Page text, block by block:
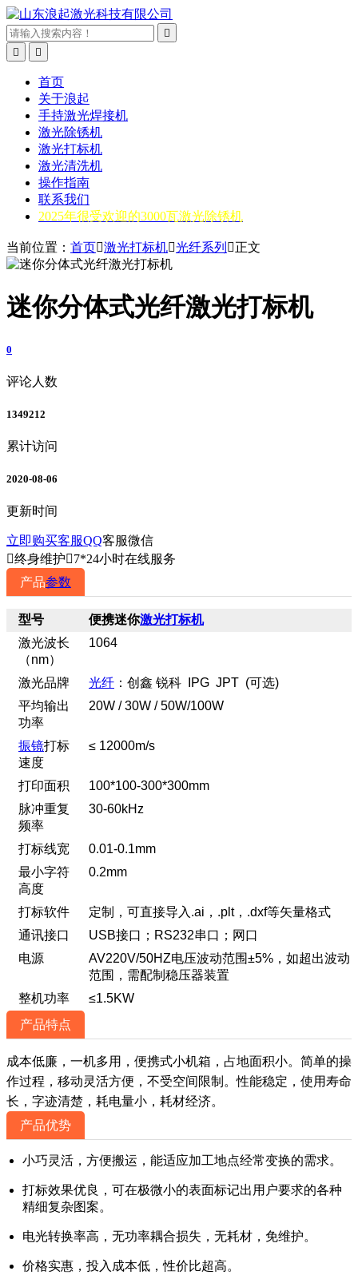



首页
关于浪起
手持激光焊接机
激光除锈机
激光打标机
激光清洗机
操作指南
联系我们
2025年很受欢迎的3000瓦激光除锈机
当前位置： 首页激光打标机光纤系列 正文
迷你分体式光纤激光打标机
0
评论人数
1349212
累计访问
2020-08-06
更新时间
立即购买客服QQ客服微信
终身维护7*24小时在线服务
产品参数
型号 便携迷你激光打标机
激光波长
（nm）
1064
激光品牌 光纤 ：创鑫 锐科 IPG JPT (可选)
平均输出
功率
20W / 30W / 50W/100W
振镜打标
速度
≤ 12000m/s
打印面积
100*100-300*300mm
脉冲重复
频率
30-60kHz
打标线宽
0.01-0.1mm
最小字符
高度
0.2mm
打标软件
定制，可直接导入.ai，.plt，.dxf等矢量格式
通讯接口
USB接口；RS232串口；网口
电源
AV220V/50HZ电压波动范围±5%，如超出波动
范围，需配制稳压器装置
整机功率
≤1.5KW
产品特点
成本低廉，一机多用，便携式小机箱，占地面积小。简单的操
作过程，移动灵活方便，不受空间限制。性能稳定，使用寿命
长，字迹清楚，耗电量小，耗材经济。
产品优势
小巧灵活，方便搬运，能适应加工地点经常变换的需求。
打标效果优良，可在极微小的表面标记出用户要求的各种
精细复杂图案。
电光转换率高，无功率耦合损失，无耗材，免维护。
价格实惠，投入成本低，性价比超高。